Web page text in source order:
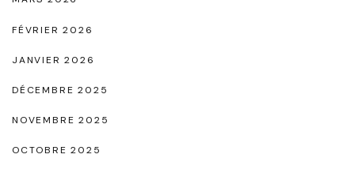
r
f
a
FÉVRIER 2026
JANVIER 2026
DÉCEMBRE 2025
NOVEMBRE 2025
OCTOBRE 2025